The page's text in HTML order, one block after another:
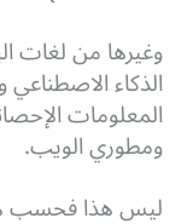
وغيرها من لغات
الذكاء
المعلومات
ومطوري الويب.
ليس هذا فحسب